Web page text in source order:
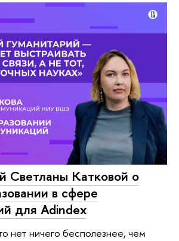
Светланы Катковой о
в сфере
для Adindex
нет ничего бесполезнее, чем